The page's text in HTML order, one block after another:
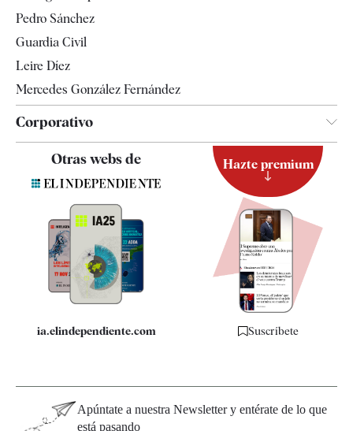
Televisión
Pedro Sánchez
Guardia Civil
Leire Díez
Mercedes González Fernández
Corporativo
Contacto
Quiénes somos
Especificaciones
Otras webs de
ia.elindependiente.com
Hazte premium
Suscríbete
Apúntate a nuestra Newsletter y entérate de lo que
está pasando